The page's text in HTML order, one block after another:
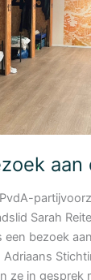
aan
Sarah
bezoek
ze in gesprek